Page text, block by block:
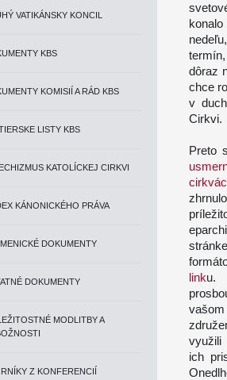
VATIKÁNSKY KONCIL
KBS
KOMISIÍ A RÁD KBS
LISTY KBS
KATOLÍCKEJ CIRKVI
KÁNONICKÉHO PRÁVA
DOKUMENTY
DOKUMENTY
MODLITBY A
Z KONFERENCIÍ
dôraz
chce
v
Cirkvi.
Preto
linku.
využili
ich